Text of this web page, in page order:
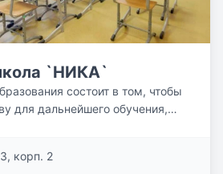
`НИКА`
состоит в том, чтобы
для дальнейшего обучения,
корп. 2